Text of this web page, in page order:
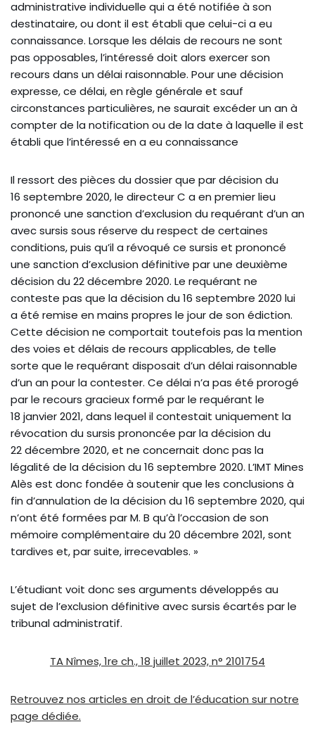
administrative individuelle qui a été notifiée à son
destinataire, ou dont il est établi que celui-ci a eu
connaissance. Lorsque les délais de recours ne sont
pas opposables, l’intéressé doit alors exercer son
recours dans un délai raisonnable. Pour une décision
expresse, ce délai, en règle générale et sauf
circonstances particulières, ne saurait excéder un an à
compter de la notification ou de la date à laquelle il est
établi que l’intéressé en a eu connaissance
Il ressort des pièces du dossier que par décision du
16 septembre 2020, le directeur C a en premier lieu
prononcé une sanction d’exclusion du requérant d’un an
avec sursis sous réserve du respect de certaines
conditions, puis qu’il a révoqué ce sursis et prononcé
une sanction d’exclusion définitive par une deuxième
décision du 22 décembre 2020. Le requérant ne
conteste pas que la décision du 16 septembre 2020 lui
a été remise en mains propres le jour de son édiction.
Cette décision ne comportait toutefois pas la mention
des voies et délais de recours applicables, de telle
sorte que le requérant disposait d’un délai raisonnable
d’un an pour la contester. Ce délai n’a pas été prorogé
par le recours gracieux formé par le requérant le
18 janvier 2021, dans lequel il contestait uniquement la
révocation du sursis prononcée par la décision du
22 décembre 2020, et ne concernait donc pas la
légalité de la décision du 16 septembre 2020. L’IMT Mines
Alès est donc fondée à soutenir que les conclusions à
fin d’annulation de la décision du 16 septembre 2020, qui
n’ont été formées par M. B qu’à l’occasion de son
mémoire complémentaire du 20 décembre 2021, sont
tardives et, par suite, irrecevables. »
L’étudiant voit donc ses arguments développés au
sujet de l’exclusion définitive avec sursis écartés par le
tribunal administratif.
TA Nîmes, 1re ch., 18 juillet 2023, n° 2101754
Retrouvez nos articles en droit de l’éducation sur notre
page dédiée.